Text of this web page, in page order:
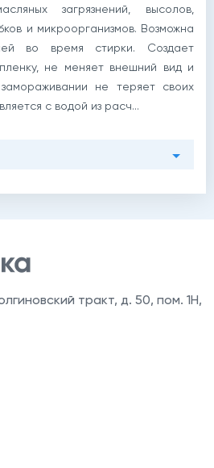
загрязнений, высолов,
и микроорганизмов. Возможна
во время стирки. Создает
не меняет внешний вид и
не теряет своих
с водой из расч...
тракт, д. 50, пом. 1Н,